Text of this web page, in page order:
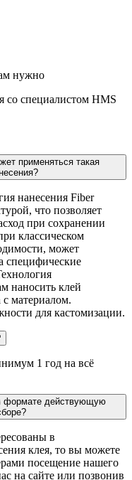
нужно
со специалистом HMS
применяться такая
нанесения Fiber
что позволяет
при сохранении
классическом
может
специфические
наносить клей
материалом.
для кастомизации.
1 год на всё
формате действующую
в
клея, то вы можете
посещение нашего
на сайте или позвонив